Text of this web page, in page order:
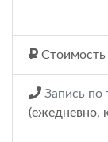
Стоимость
Запись по
(ежедневно,